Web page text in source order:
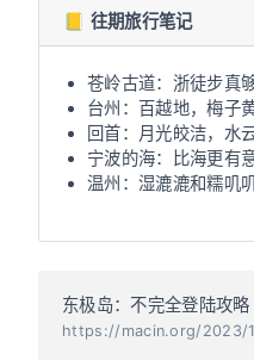
📒 往期旅行笔记
苍岭古道：浙徒步真
台州：百越地，梅子
回首：月光皎洁，水
宁波的海：比海更有
温州：湿漉漉和糯叽
东极岛：不完全登陆攻略
https://macin.org/2023/